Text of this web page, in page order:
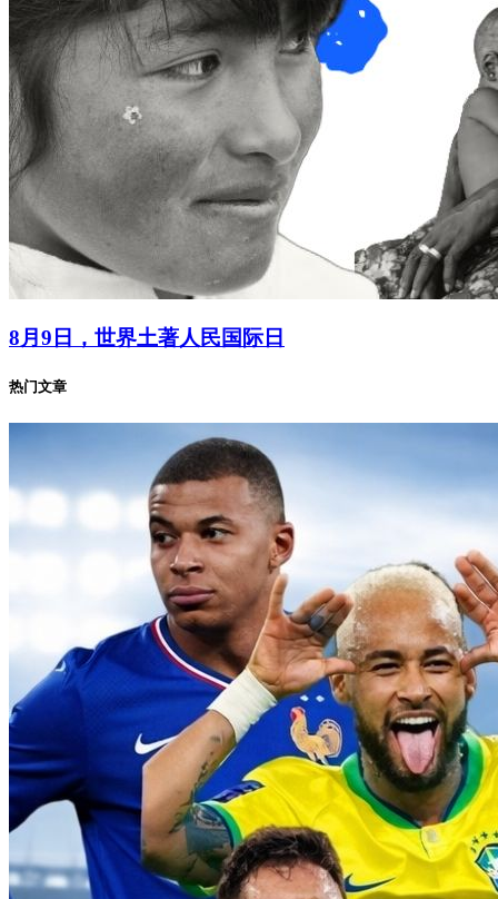
8月9日，世界土著人民国际日
热门文章